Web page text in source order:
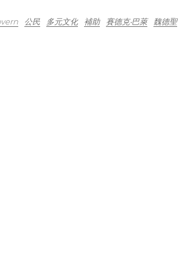
公民 多元文化 補助 賽德克‧巴萊 魏德聖